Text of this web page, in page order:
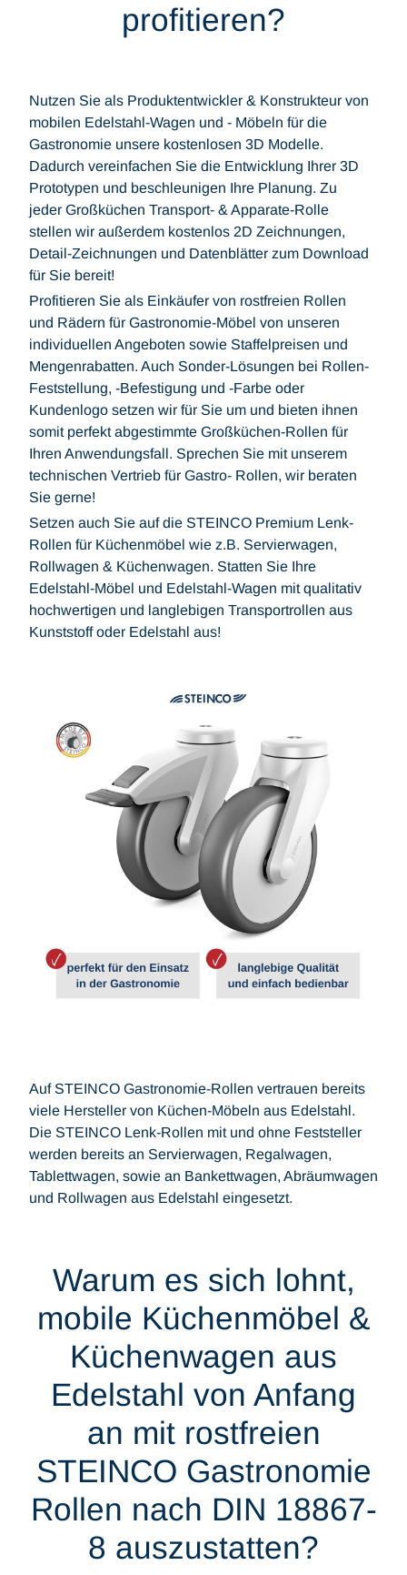
profitieren?
Nutzen Sie als Produktentwickler & Konstrukteur von
mobilen Edelstahl-Wagen und - Möbeln für die
Gastronomie unsere kostenlosen 3D Modelle.
Dadurch vereinfachen Sie die Entwicklung Ihrer 3D
Prototypen und beschleunigen Ihre Planung. Zu
jeder Großküchen Transport- & Apparate-Rolle
stellen wir außerdem kostenlos 2D Zeichnungen,
Detail-Zeichnungen und Datenblätter zum Download
für Sie bereit!
Profitieren Sie als Einkäufer von rostfreien Rollen
und Rädern für Gastronomie-Möbel von unseren
individuellen Angeboten sowie Staffelpreisen und
Mengenrabatten. Auch Sonder-Lösungen bei Rollen-
Feststellung, -Befestigung und -Farbe oder
Kundenlogo setzen wir für Sie um und bieten ihnen
somit perfekt abgestimmte Großküchen-Rollen für
Ihren Anwendungsfall. Sprechen Sie mit unserem
technischen Vertrieb für Gastro- Rollen, wir beraten
Sie gerne!
Setzen auch Sie auf die STEINCO Premium Lenk-
Rollen für Küchenmöbel wie z.B. Servierwagen,
Rollwagen & Küchenwagen. Statten Sie Ihre
Edelstahl-Möbel und Edelstahl-Wagen mit qualitativ
hochwertigen und langlebigen Transportrollen aus
Kunststoff oder Edelstahl aus!
Auf STEINCO Gastronomie-Rollen vertrauen bereits
viele Hersteller von Küchen-Möbeln aus Edelstahl.
Die STEINCO Lenk-Rollen mit und ohne Feststeller
werden bereits an Servierwagen, Regalwagen,
Tablettwagen, sowie an Bankettwagen, Abräumwagen
und Rollwagen aus Edelstahl eingesetzt.
Warum es sich lohnt,
mobile Küchenmöbel &
Küchenwagen aus
Edelstahl von Anfang
an mit rostfreien
STEINCO Gastronomie
Rollen nach DIN 18867-
8 auszustatten?